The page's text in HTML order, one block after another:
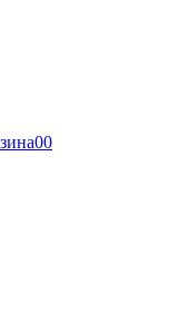
00